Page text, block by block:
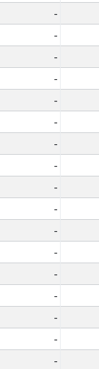
-
-
-
-
-
-
-
-
-
-
-
-
-
-
-
-
-